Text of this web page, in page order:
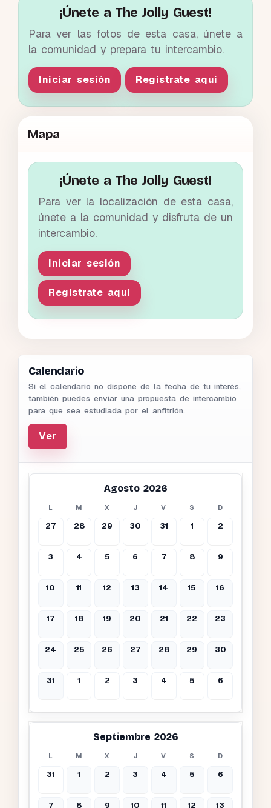
¡Únete a The Jolly Guest!
Para ver las fotos de esta casa, únete a
la comunidad y prepara tu intercambio.
Iniciar sesión Regístrate aquí
Mapa
¡Únete a The Jolly Guest!
Para ver la localización de esta casa,
únete a la comunidad y disfruta de un
intercambio.
Iniciar sesión
Regístrate aquí
Calendario
Si el calendario no dispone de la fecha de tu interés,
también puedes enviar una propuesta de intercambio
para que sea estudiada por el anfitrión.
Ver
Agosto 2026
L M X J V S D
27 28 29 30 31 1 2
3 4 5 6 7 8 9
10 11 12 13 14 15 16
17 18 19 20 21 22 23
24 25 26 27 28 29 30
31 1 2 3 4 5 6
Septiembre 2026
L M X J V S D
31 1 2 3 4 5 6
7 8 9 10 11 12 13